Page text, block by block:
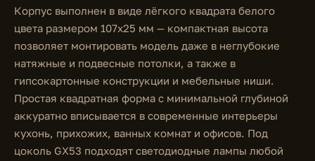
Корпус выполнен в виде лёгкого квадрата белого
цвета размером 107x25 мм — компактная высота
позволяет монтировать модель даже в неглубокие
натяжные и подвесные потолки, а также в
гипсокартонные конструкции и мебельные ниши.
Простая квадратная форма с минимальной глубиной
аккуратно вписывается в современные интерьеры
кухонь, прихожих, ванных комнат и офисов. Под
цоколь GX53 подходят светодиодные лампы любой